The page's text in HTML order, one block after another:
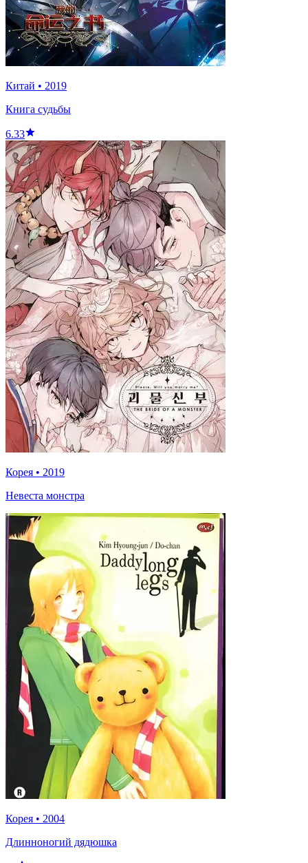
Китай • 2019
Книга судьбы
6.33
Корея • 2019
Невеста монстра
Корея • 2004
Длинноногий дядюшка